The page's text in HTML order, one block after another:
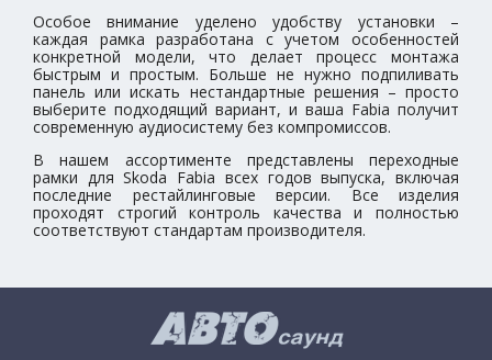
Особое внимание уделено удобству установки –
каждая рамка разработана с учетом особенностей
конкретной модели, что делает процесс монтажа
быстрым и простым. Больше не нужно подпиливать
панель или искать нестандартные решения – просто
выберите подходящий вариант, и ваша Fabia получит
современную аудиосистему без компромиссов.
В нашем ассортименте представлены переходные
рамки для Skoda Fabia всех годов выпуска, включая
последние рестайлинговые версии. Все изделия
проходят строгий контроль качества и полностью
соответствуют стандартам производителя.